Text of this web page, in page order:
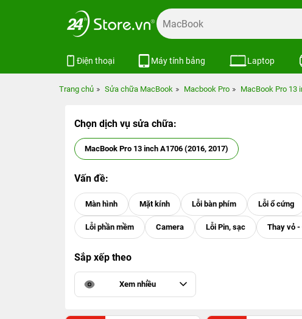
Điện thoại Máy tính bảng Laptop
Trang chủ Sửa chữa MacBook Macbook Pro MacBook Pro 13
Chọn dịch vụ sửa chữa:
MacBook Pro 13 inch A1706 (2016, 2017)
Vấn đề:
Sắp xếp theo
Xem nhiều